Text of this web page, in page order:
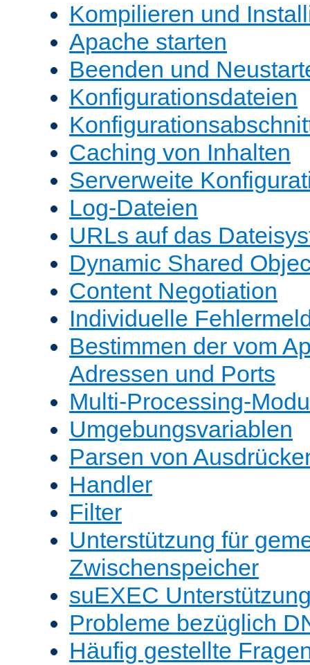
Kompilieren und
Apache starten
Beenden und
Konfigurationsdateien
Caching von Inhalten
Serverweite
Log-Dateien
URLs auf das
Dynamic Shared
Content Negotiation
Individuelle
Bestimmen der vom
Adressen und Ports
Multi-Processing-
Umgebungsvariablen
Parsen von
Handler
Filter
Unterstützung für
Zwischenspeicher
suEXEC
Probleme bezüglich
Häufig gestellte